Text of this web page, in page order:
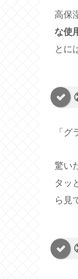
高保
な使
とに
「
驚い
タッ
ら見